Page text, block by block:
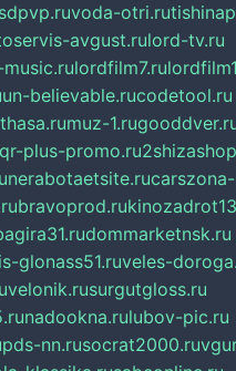
voda-otri.ru
avgust.rulord-tv.ru
lordfilm7.ru
un-believable.rucodetool.ru
muz-1.ru
qr-plus-promo.ru
nerabotaetsite.ru
bravoprod.ru
dommarketnsk.ru
glonass51.ruveles-
velonik.rusurgutgloss.ru
nadookna.rulubov-pic.ru
pds-nn.rusocrat2000.ru